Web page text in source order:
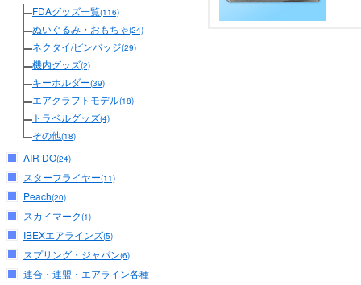
FDAグッズ一覧(116)
ぬいぐるみ・おもちゃ(24)
ネクタイ/ピンバッジ(29)
機内グッズ(2)
キーホルダー(39)
エアクラフトモデル(18)
トラベルグッズ(4)
その他(18)
AIR DO(24)
スターフライヤー(11)
Peach(20)
スカイマーク(1)
IBEXエアラインズ(5)
スプリング・ジャパン(6)
連合・連盟・エアライン各種